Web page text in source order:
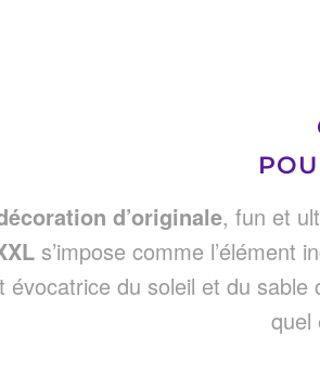
d’originale, fun et
s’impose comme l’élément
évocatrice du soleil et du
quel